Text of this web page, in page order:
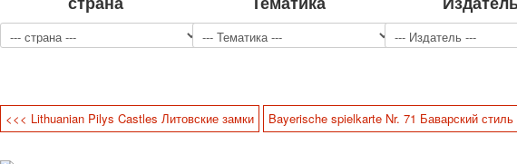
<<< Lithuanian Pilys Castles Литовские замки Bayerische spielkarte Nr. 71 Баварский стиль